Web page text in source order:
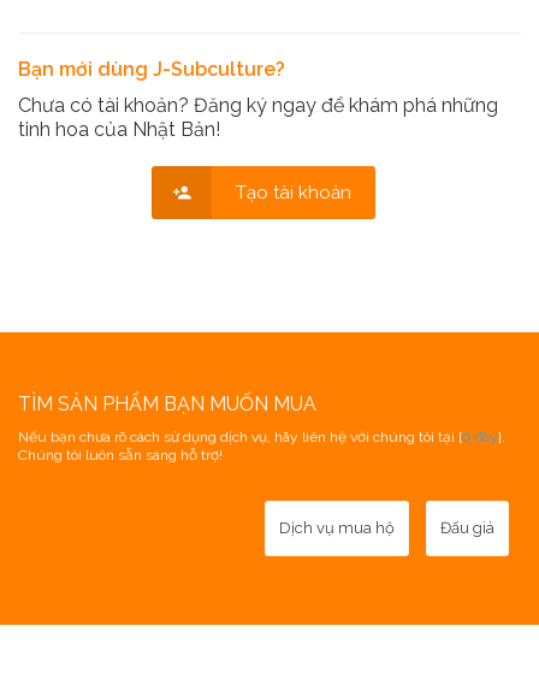
Bạn mới dùng J-Subculture?
Chưa có tài khoản? Đăng ký ngay để khám phá những
tinh hoa của Nhật Bản!
Tạo tài khoản
TÌM SẢN PHẨM BẠN MUỐN MUA
Nếu bạn chưa rõ cách sử dụng dịch vụ, hãy liên hệ với chúng tôi tại [ở đây].
Chúng tôi luôn sẵn sàng hỗ trợ!
Dịch vụ mua hộ Đấu giá